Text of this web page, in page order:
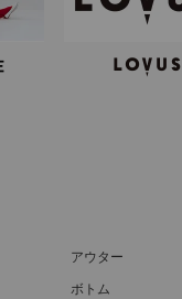
アウター
ボトム